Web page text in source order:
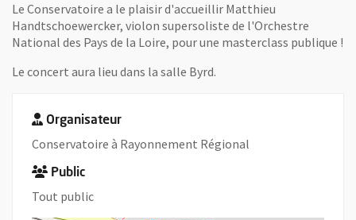
Le Conservatoire a le plaisir d'accueillir Matthieu
Handtschoewercker, violon supersoliste de l'Orchestre
National des Pays de la Loire, pour une masterclass publique !
Le concert aura lieu dans la salle Byrd.
Organisateur
Conservatoire à Rayonnement Régional
Public
Tout public